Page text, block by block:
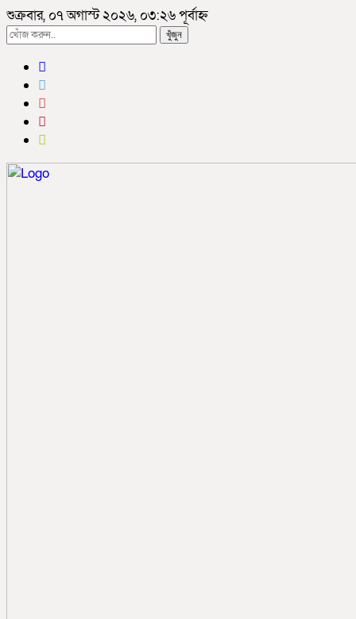
শুক্রবার, ০৭ অগাস্ট ২০২৬, ০৩:২৬ পূর্বাহ্ন
খুঁজুন